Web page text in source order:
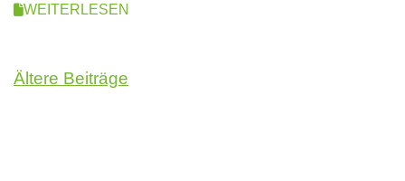
WEITERLESEN
Beitragsnavigation
Ältere Beiträge